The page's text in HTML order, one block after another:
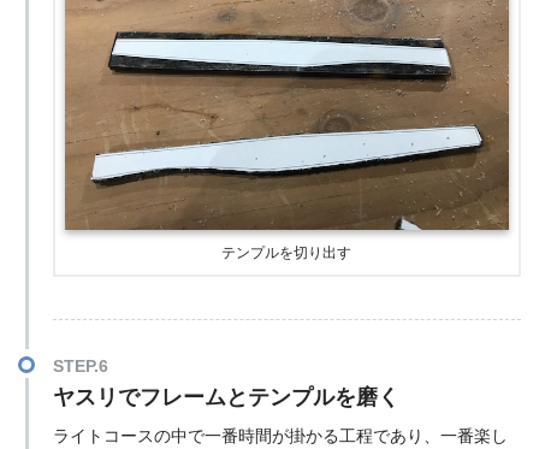
テンプルを切り出す
STEP.6
ヤスリでフレームとテンプルを磨く
ライトコースの中で一番時間が掛かる工程であり、一番楽し